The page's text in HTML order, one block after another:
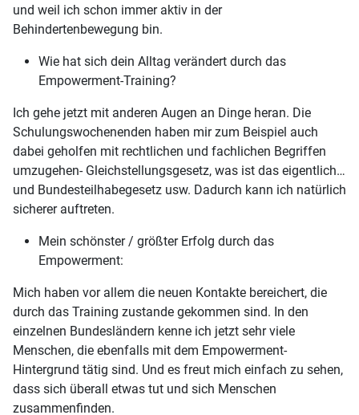
und weil ich schon immer aktiv in der
Behindertenbewegung bin.
Wie hat sich dein Alltag verändert durch das
Empowerment-Training?
Ich gehe jetzt mit anderen Augen an Dinge heran. Die
Schulungswochenenden haben mir zum Beispiel auch
dabei geholfen mit rechtlichen und fachlichen Begriffen
umzugehen- Gleichstellungsgesetz, was ist das eigentlich…
und Bundesteilhabegesetz usw. Dadurch kann ich natürlich
sicherer auftreten.
Mein schönster / größter Erfolg durch das
Empowerment:
Mich haben vor allem die neuen Kontakte bereichert, die
durch das Training zustande gekommen sind. In den
einzelnen Bundesländern kenne ich jetzt sehr viele
Menschen, die ebenfalls mit dem Empowerment-
Hintergrund tätig sind. Und es freut mich einfach zu sehen,
dass sich überall etwas tut und sich Menschen
zusammenfinden.